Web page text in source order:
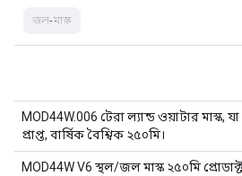
জল-মাস্ক
MOD44W.006 টেরা ল্যান্ড ওয়াটার মাস্ক,
প্রাপ্ত, বার্ষিক বৈশ্বিক ২৫০মি।
MOD44W V6 স্থল/জল মাস্ক ২৫০মি